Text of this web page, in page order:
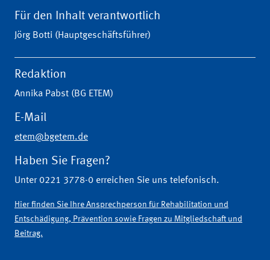
Für den Inhalt verantwortlich
Jörg Botti (Hauptgeschäftsführer)
Redaktion
Annika Pabst (BG ETEM)
E-Mail
etem@bgetem.de
Haben Sie Fragen?
Unter 0221 3778-0 erreichen Sie uns telefonisch.
Hier finden Sie Ihre Ansprechperson für Rehabilitation und
Entschädigung, Prävention sowie Fragen zu Mitgliedschaft und
Beitrag.